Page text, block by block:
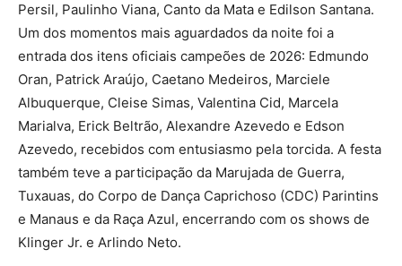
Persil, Paulinho Viana, Canto da Mata e Edilson Santana.
Um dos momentos mais aguardados da noite foi a
entrada dos itens oficiais campeões de 2026: Edmundo
Oran, Patrick Araújo, Caetano Medeiros, Marciele
Albuquerque, Cleise Simas, Valentina Cid, Marcela
Marialva, Erick Beltrão, Alexandre Azevedo e Edson
Azevedo, recebidos com entusiasmo pela torcida. A festa
também teve a participação da Marujada de Guerra,
Tuxauas, do Corpo de Dança Caprichoso (CDC) Parintins
e Manaus e da Raça Azul, encerrando com os shows de
Klinger Jr. e Arlindo Neto.